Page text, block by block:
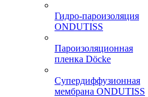
Гидро-пароизоляция
ONDUTISS
Пароизоляционная
пленка Döcke
Супердиффузионная
мембрана ONDUTISS